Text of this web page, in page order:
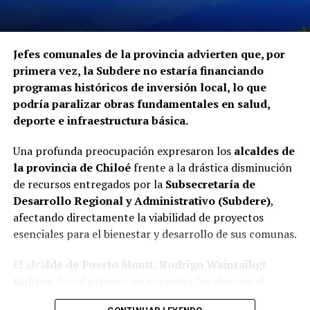
Jefes comunales de la provincia advierten que, por
primera vez, la Subdere no estaría financiando
programas históricos de inversión local, lo que
podría paralizar obras fundamentales en salud,
deporte e infraestructura básica.
Una profunda preocupación expresaron los alcaldes de
la provincia de Chiloéfrente a la drástica disminución
de recursos entregados por la Subsecretaría de
Desarrollo Regional y Administrativo (Subdere),
afectando directamente la viabilidad de proyectos
esenciales para el bienestar y desarrollo de sus comunas.
El alca lde de Puerto Montt, Rodrigo Wainraihgt
denunciar públicamente que la Subdere no cuenta con